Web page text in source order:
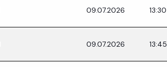
09.07.2026 13:30
09.07.2026 13:45